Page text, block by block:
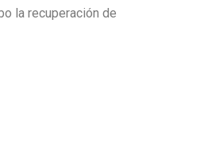
la recuperación de